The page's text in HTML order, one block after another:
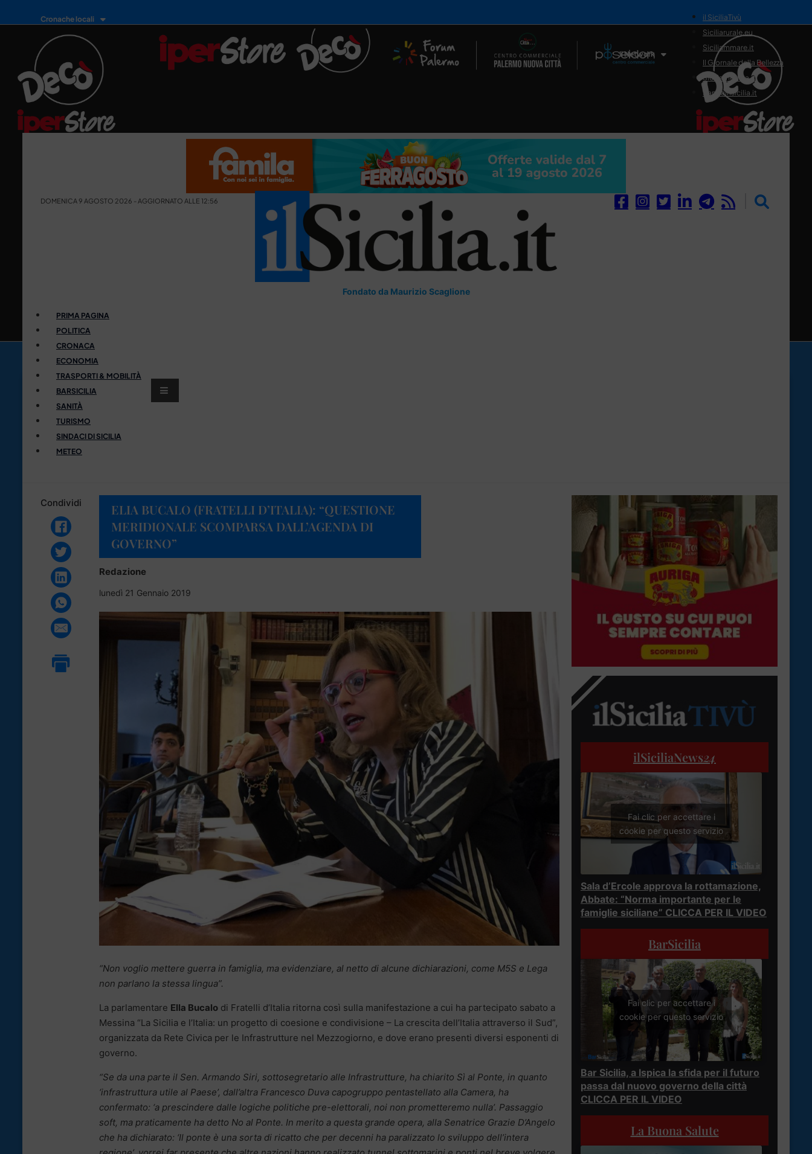
Cronache locali
Il Network
il SiciliaTivù
Siciliarurale.eu
Siciliammare.it
Il Giornale della Bellezza
Siciliamedica.it
Sanitainsicilia.it
DOMENICA 9 AGOSTO 2026 - AGGIORNATO ALLE 12:56
Fondato da Maurizio Scaglione
PRIMA PAGINA
POLITICA
CRONACA
ECONOMIA
TRASPORTI & MOBILITÀ
BARSICILIA
SANITÀ
TURISMO
SINDACI DI SICILIA
METEO
Condividi
ELIA BUCALO (FRATELLI D’ITALIA): “QUESTIONE
MERIDIONALE SCOMPARSA DALL’AGENDA DI
GOVERNO”
Redazione
lunedì 21 Gennaio 2019
“Non voglio mettere guerra in famiglia, ma evidenziare, al netto di alcune dichiarazioni, come M5S e Lega
non parlano la stessa lingua”.
La parlamentare Ella Bucalo di Fratelli d’Italia ritorna così sulla manifestazione a cui ha partecipato sabato a
Messina “La Sicilia e l’Italia: un progetto di coesione e condivisione – La crescita dell’Italia attraverso il Sud”,
organizzata da Rete Civica per le Infrastrutture nel Mezzogiorno, e dove erano presenti diversi esponenti di
governo.
“Se da una parte il Sen. Armando Siri, sottosegretario alle Infrastrutture, ha chiarito Sì al Ponte, in quanto
‘infrastruttura utile al Paese’, dall’altra Francesco Duva capogruppo pentastellato alla Camera, ha
confermato: ‘a prescindere dalle logiche politiche pre-elettorali, noi non prometteremo nulla’. Passaggio
soft, ma praticamente ha detto No al Ponte. In merito a questa grande opera, alla Senatrice Grazie D’Angelo
che ha dichiarato: ‘Il ponte è una sorta di ricatto che per decenni ha paralizzato lo sviluppo dell’intera
ilSiciliaNews24
Fai clic per accettare i
cookie per questo servizio
Sala d’Ercole approva la rottamazione,
Abbate: “Norma importante per le
famiglie siciliane” CLICCA PER IL VIDEO
BarSicilia
Fai clic per accettare i
cookie per questo servizio
Bar Sicilia, a Ispica la sfida per il futuro
passa dal nuovo governo della città
CLICCA PER IL VIDEO
La Buona Salute